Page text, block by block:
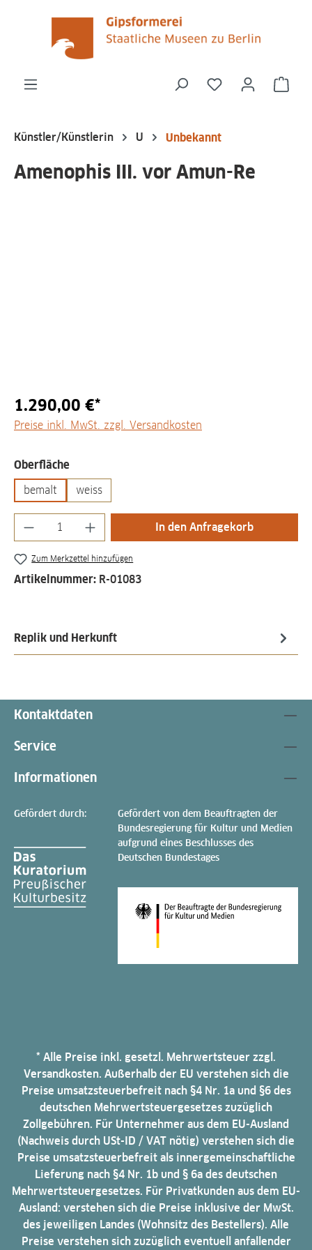
springen
Du hast 0
Künstler/Künstlerin U Unbekannt
Amenophis III. vor Amun-Re
1.290,00 €*
Preise inkl. MwSt. zzgl. Versandkosten
Oberflächeauswählen
bemalt weiss
Produkt Anzahl: Gib den gewünschten
In den Anfragekorb
Zum Merkzettel hinzufügen
Artikelnummer: R-01083
Replik und Herkunft
Kontaktdaten
Service
Informationen
Gefördert durch:
Gefördert von dem Beauftragten der
Bundesregierung für Kultur und Medien
aufgrund eines Beschlusses des
Deutschen Bundestages
* Alle Preise inkl. gesetzl. Mehrwertsteuer zzgl.
Versandkosten. Außerhalb der EU verstehen sich die
Preise umsatzsteuerbefreit nach §4 Nr. 1a und §6 des
deutschen Mehrwertsteuergesetzes zuzüglich
Zollgebühren. Für Unternehmer aus dem EU-Ausland
(Nachweis durch USt-ID / VAT nötig) verstehen sich die
Preise umsatzsteuerbefreit als innergemeinschaftliche
Lieferung nach §4 Nr. 1b und § 6a des deutschen
Mehrwertsteuergesetzes. Für Privatkunden aus dem EU-
Ausland: verstehen sich die Preise inklusive der MwSt.
des jeweiligen Landes (Wohnsitz des Bestellers). Alle
Preise verstehen sich zuzüglich eventuell anfallender